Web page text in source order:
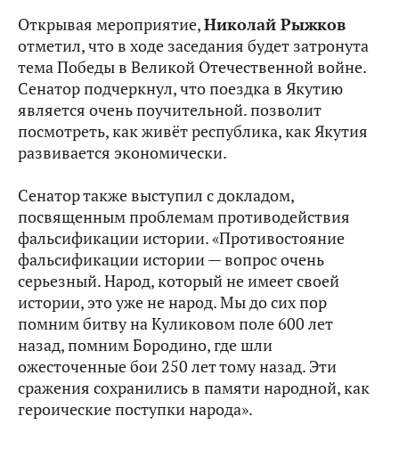
Открывая мероприятие,Николай Рыжков
отметил, что в ходе заседания будет затронута
тема Победы в Великой Отечественной войне.
Сенатор подчеркнул, что поездка в Якутию
является очень поучительной. позволит
посмотреть, как живёт республика, как Якутия
развивается экономически.
Сенатор также выступил с докладом,
посвященным проблемам противодействия
фальсификации истории. «Противостояние
фальсификации истории — вопрос очень
серьезный. Народ, который не имеет своей
истории, это уже не народ. Мы до сих пор
помним битву на Куликовом поле 600 лет
назад, помним Бородино, где шли
ожесточенные бои 250 лет тому назад. Эти
сражения сохранились в памяти народной, как
героические поступки народа».